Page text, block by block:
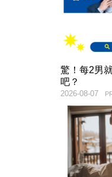
驚！每2男
吧？
2026-08-07